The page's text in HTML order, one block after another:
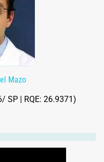
Mazo
SP | RQE: 26.9371)